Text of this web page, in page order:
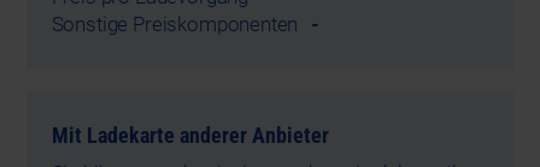
Sonstige Preiskomponenten
-
Mit Ladekarte anderer Anbieter